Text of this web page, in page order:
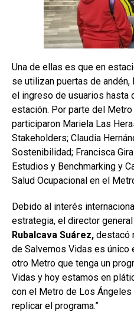
Una de ellas es que en
se utilizan puertas de
el ingreso de usuarios hasta
estación. Por parte del
participaron Mariela Las
Stakeholders; Claudia
Sostenibilidad; Francisca
Estudios y Benchmarking y
Salud Ocupacional en el
Debido al interés
estrategia, el director
Rubalcava Suárez, destacó
de Salvemos Vidas es único
otro Metro que tenga un
Vidas y hoy estamos en
con el Metro de Los
replicar el programa.”